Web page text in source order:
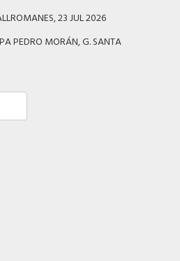
23 JUL 2026
PEDRO MORÁN, G. SANTA